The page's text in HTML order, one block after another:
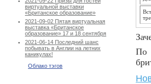
виртуальной выставки
«Британское образование»
2021-09-02 Пятая виртуальная
выставка «Британское
образование» 17 и 18 сентября
2021-06-14 Последний шанс
побывать в Англии на летних
каникулах!
Облако тэгов
По